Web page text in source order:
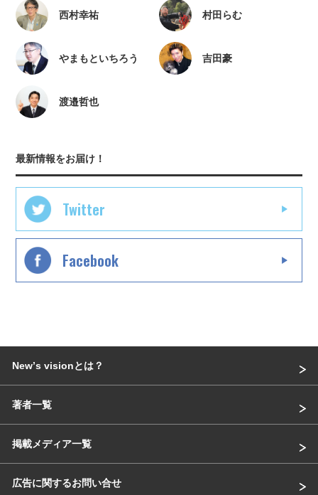
西村幸祐 村田らむ
やまもといちろう 吉田豪
渡邉哲也
最新情報をお届け！
Twitter
Facebook
Newʼs visionとは？
著者一覧
掲載メディア一覧
広告に関するお問い合せ